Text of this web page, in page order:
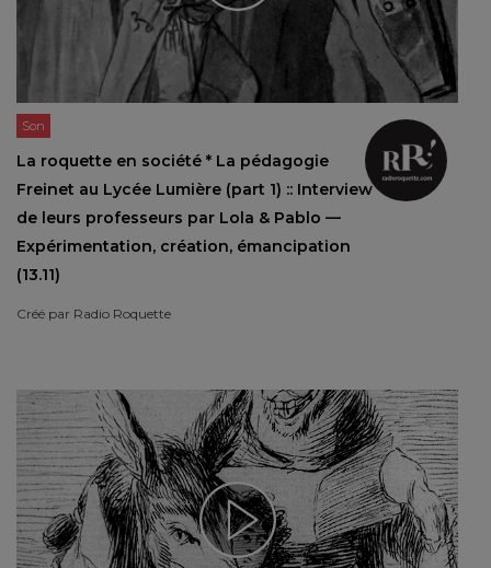
Son
La roquette en société * La pédagogie
Freinet au Lycée Lumière (part 1) :: Interview
de leurs professeurs par Lola & Pablo —
Expérimentation, création, émancipation
(13.11)
Créé par Radio Roquette